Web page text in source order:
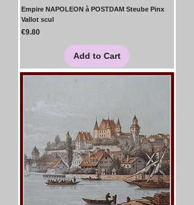
Empire NAPOLEON à POSTDAM Steube Pinx
Vallot scul
Price
€9.80
Add to Cart